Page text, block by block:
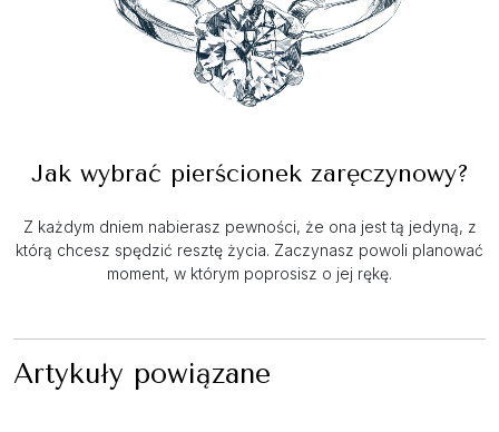
Jak wybrać pierścionek zaręczynowy?
Z każdym dniem nabierasz pewności, że ona jest tą jedyną, z
którą chcesz spędzić resztę życia. Zaczynasz powoli planować
moment, w którym poprosisz o jej rękę.
Artykuły powiązane